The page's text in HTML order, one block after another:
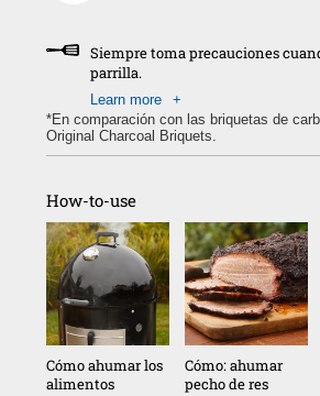
Siempre toma precauciones
parrilla.
Learn more +
Por tu seguridad
• Nunca cubras con la tapa de la parrilla
removida. En su lugar, usa agua para
• No enciendas ninguna parte de la bolsa.
• Cocina lejos de productos inflamables,
colgantes.
• No agregues carbones Match Light®
fuego esté encendido. Si necesitas añadir
las briquetas Kingsford® Original Charcoal.
• Asegúrate de que las cenizas estén
desecharlas.
• No debe usarse en parrillas para ahumar
agua.
*En comparación con las briquetas de
Original Charcoal Briquets.
How-to-use
Cómo ahumar los
alimentos
Cómo: ahumar
pecho de res